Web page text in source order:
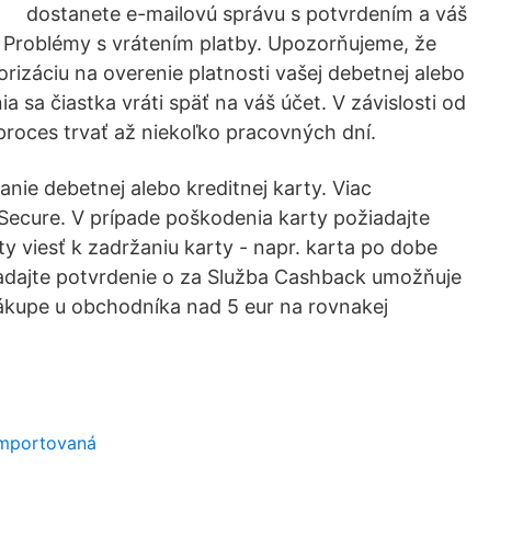
dostanete e-mailovú správu s potvrdením a váš
s vrátením platby. Upozorňujeme, že
na overenie platnosti vašej debetnej alebo
sa čiastka vráti späť na váš účet. V závislosti od
trvať až niekoľko pracovných dní.
debetnej alebo kreditnej karty. Viac
V prípade poškodenia karty požiadajte
viesť k zadržaniu karty - napr. karta po dobe
potvrdenie o za Služba Cashback umožňuje
u obchodníka nad 5 eur na rovnakej